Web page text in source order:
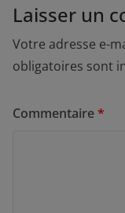
Laisser un
Votre adresse e-
obligatoires sont
Commentaire*